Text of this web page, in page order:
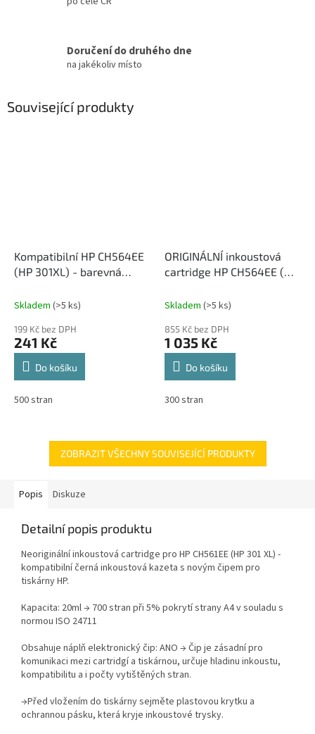
Doručení do druhého dne
na jakékoliv místo
Související produkty
Kompatibilní HP CH564EE
(HP 301XL) - barevná
Skladem (>5 ks)
199 Kč bez DPH
241 Kč
Do košíku
500 stran
ORIGINÁLNÍ inkoustová
cartridge HP CH564EE (HP
Skladem (>5 ks)
855 Kč bez DPH
1 035 Kč
Do košíku
300 stran
ZOBRAZIT VŠECHNY SOUVISEJÍCÍ PRODUKTY
Popis Diskuze
Detailní popis produktu
Neoriginální inkoustová cartridge pro HP CH561EE (HP 301 XL) -
kompatibilní černá inkoustová kazeta s novým čipem pro
tiskárny HP.
Kapacita: 20ml → 700 stran při 5% pokrytí strany A4 v souladu s
normou ISO 24711
Obsahuje náplň elektronický čip: ANO → Čip je zásadní pro
komunikaci mezi cartridgí a tiskárnou, určuje hladinu inkoustu,
kompatibilitu a i počty vytištěných stran.
→Před vložením do tiskárny sejměte plastovou krytku a
ochrannou pásku, která kryje inkoustové trysky.